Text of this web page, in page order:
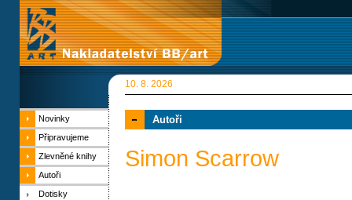
10. 8. 2026
Novinky
Připravujeme
Zlevněné knihy
Autoři
Dotisky
Autoři
Simon Scarrow